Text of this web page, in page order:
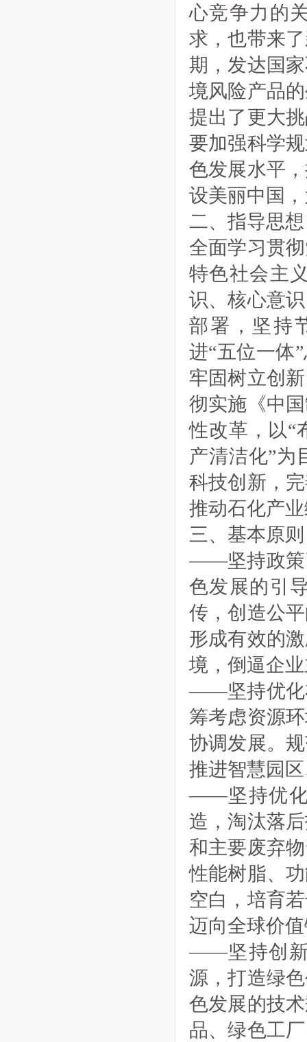
心竞争力的
求，也带来
期，发达国
境风险产品
提出了更大
要加强科学
色发展水平
设美丽中国
二、指导思想
全面学习贯
特色社会主
识、核心意
部署，坚持
进“五位一体
牢固树立创
彻实施《中
性改革，以“
产清洁化”为
科技创新，
推动石化产
三、基本原则
——坚持政策
色发展的引
传，创造公
形成有效的
境，倒逼企
——坚持优化
筹考虑资源
协调发展。
推进智慧园
——坚持优化
造，淘汰落
和主要废弃
性能树脂、
空白，培育
迈向全球价
——坚持创新
源，打造绿
色发展的技
品、绿色工